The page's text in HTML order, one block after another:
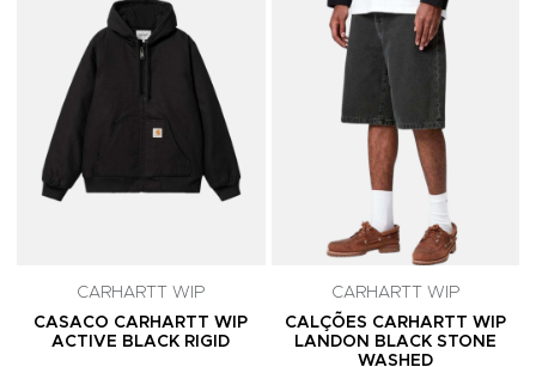
CARHARTT WIP
CASACO CARHARTT WIP
ACTIVE BLACK RIGID
CARHARTT WIP
CALÇÕES CARHARTT WIP
LANDON BLACK STONE
WASHED